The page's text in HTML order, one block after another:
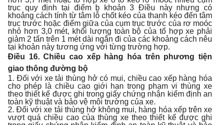
trục quy định tại điểm b khoản 3 Điều này nhưng có
khoảng cách tính từ tâm lỗ chốt kéo của thanh kéo đến tâm
trục trước hoặc điểm giữa của cụm trục trước của rơ moóc
nhỏ hơn 3,0 mét, khối lượng toàn bộ của tổ hợp xe phải
giảm 2 tấn trên 1 mét dài ngắn đi của các khoảng cách nêu
tại khoản này tương ứng với từng trường hợp.
Điều 16. Chiều cao xếp hàng hóa trên phương tiện
giao thông đường bộ
1. Đối với xe tải thùng hở có mui, chiều cao xếp hàng hóa
cho phép là chiều cao giới hạn trong phạm vi thùng xe
theo thiết kế được ghi trong giấy chứng nhận kiểm định an
toàn kỹ thuật và bảo vệ môi trường của xe.
2. Đối với xe tải thùng hở không mui, hàng hóa xếp trên xe
vượt quá chiều cao của thùng xe theo thiết kế được ghi